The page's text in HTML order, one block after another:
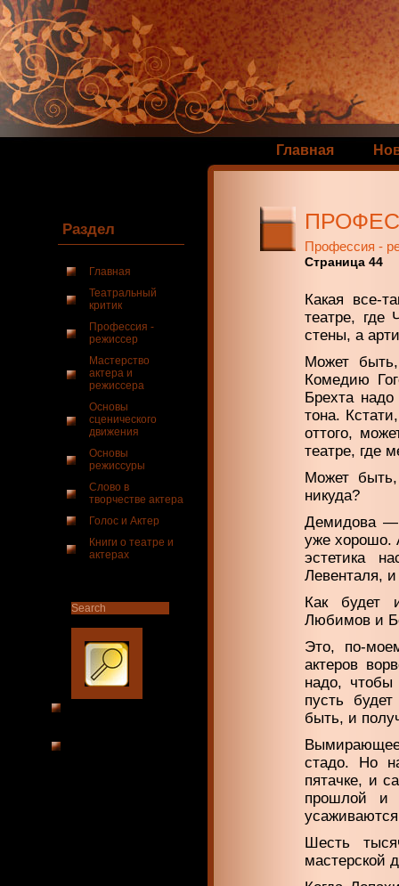
Главная
Раздел
Главная
Театральный
критик
Профессия -
режиссер
Мастерство
актера и
режиссера
Основы
сценического
движения
Основы
режиссуры
Слово в
творчестве актера
Голос и Актер
Книги о театре и
актерах
Профессия -
Страница 44
Какая все-
театре, где
стены, а
Может
Комедию
Брехта надо
тона.
оттого,
театре, где
Может
никуда?
Демидова —
уже хорошо.
эстетика
Левенталя, и
Как будет
Любимов и
Это, по-
актеров
надо,
пусть
быть, и
стадо. Но
пятачке, и
прошлой и
Шесть
мастерской